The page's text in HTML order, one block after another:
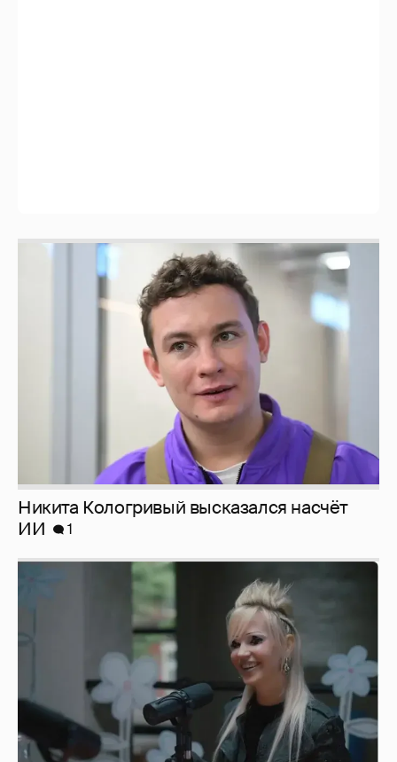
Никита Кологривый высказался насчёт
ИИ
1